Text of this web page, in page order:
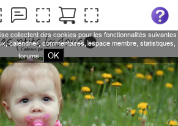
collectent des cookies pour les fonctionnalités suivantes
calendrier, commentaires, espace membre, statistiques,
forums.
OK